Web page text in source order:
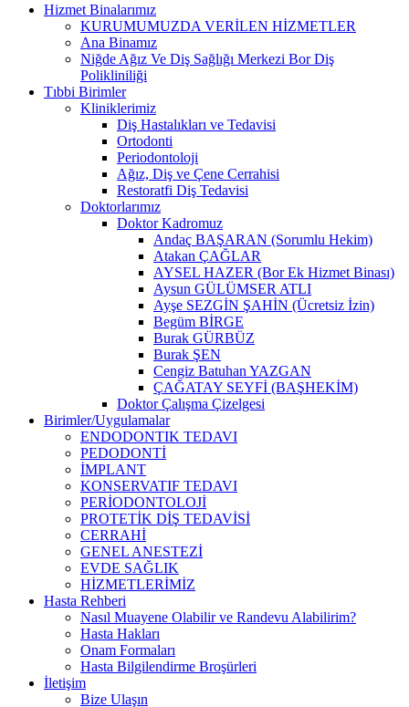
Hizmet Binalarımız
KURUMUMUZDA VERİLEN HİZMETLER
Ana Binamız
Niğde Ağız Ve Diş Sağlığı Merkezi Bor Diş
Polikliniliği
Tıbbi Birimler
Kliniklerimiz
Diş Hastalıkları ve Tedavisi
Ortodonti
Periodontoloji
Ağız, Diş ve Çene Cerrahisi
Restoratfi Diş Tedavisi
Doktorlarımız
Doktor Kadromuz
Andaç BAŞARAN (Sorumlu Hekim)
Atakan ÇAĞLAR
AYSEL HAZER (Bor Ek Hizmet Binası)
Aysun GÜLÜMSER ATLI
Ayşe SEZGİN ŞAHİN (Ücretsiz İzin)
Begüm BİRGE
Burak GÜRBÜZ
Burak ŞEN
Cengiz Batuhan YAZGAN
ÇAĞATAY SEYFİ (BAŞHEKİM)
Doktor Çalışma Çizelgesi
Birimler/Uygulamalar
ENDODONTIK TEDAVI
PEDODONTİ
İMPLANT
KONSERVATIF TEDAVI
PERİODONTOLOJİ
PROTETİK DİŞ TEDAVİSİ
CERRAHİ
GENEL ANESTEZİ
EVDE SAĞLIK
HİZMETLERİMİZ
Hasta Rehberi
Nasıl Muayene Olabilir ve Randevu Alabilirim?
Hasta Hakları
Onam Formaları
Hasta Bilgilendirme Broşürleri
İletişim
Bize Ulaşın